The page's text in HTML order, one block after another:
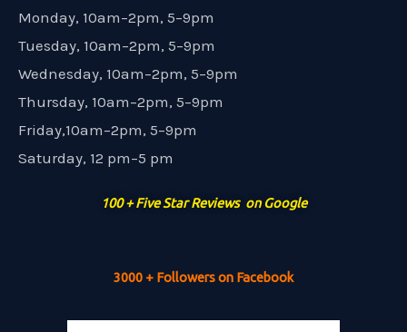
Monday, 10am–2pm, 5–9pm
Tuesday, 10am–2pm, 5–9pm
Wednesday, 10am–2pm, 5–9pm
Thursday, 10am–2pm, 5–9pm
Friday,10am–2pm, 5–9pm
Saturday, 12 pm–5 pm
100 + Five Star Reviews on Google
3000 + Followers on Facebook